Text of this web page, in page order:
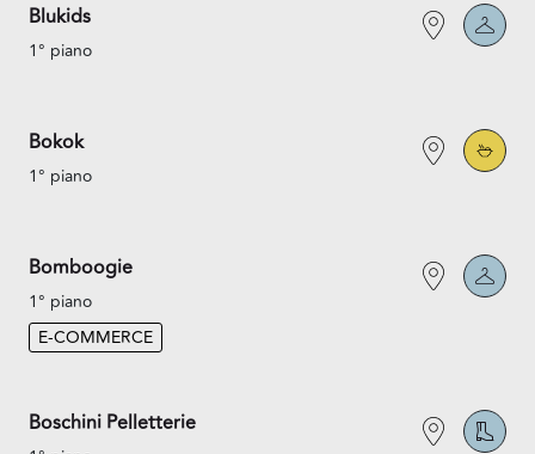
Blukids
1° piano
Bokok
1° piano
Bomboogie
1° piano
E-COMMERCE
Boschini Pelletterie